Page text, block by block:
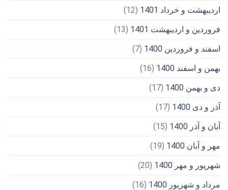
اردیبهشت و خرداد 1401
(12)
فروردین و اردیبهشت 1401
(13)
اسفند و فروردین 1400
(7)
بهمن و اسفند 1400
(16)
دی و بهمن 1400
(17)
آذر و دی 1400
(17)
آبان و آذر 1400
(15)
مهر و آبان 1400
(19)
شهریور و مهر 1400
(20)
مرداد و شهریور 1400
(16)